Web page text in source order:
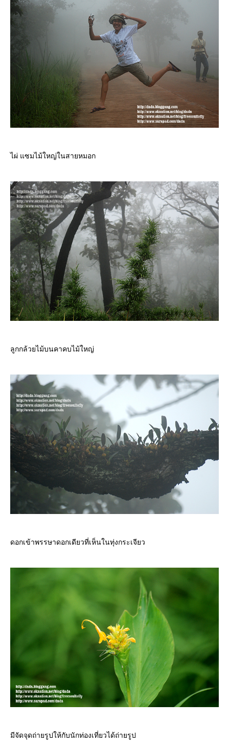
ไผ่ แซมไม้ใหญ่ในสายหมอก
ลูกกล้วยไม้บนคาคบไม้ใหญ่
ดอกเข้าพรรษาดอกเดียวที่เห็นในทุ่งกระเจียว
มีจัดจุดถ่ายรูปให้กับนักท่องเที่ยวได้ถ่ายรูป